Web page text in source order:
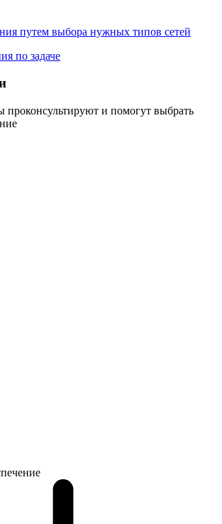
путем выбора нужных типов сетей
по задаче
и помогут выбрать